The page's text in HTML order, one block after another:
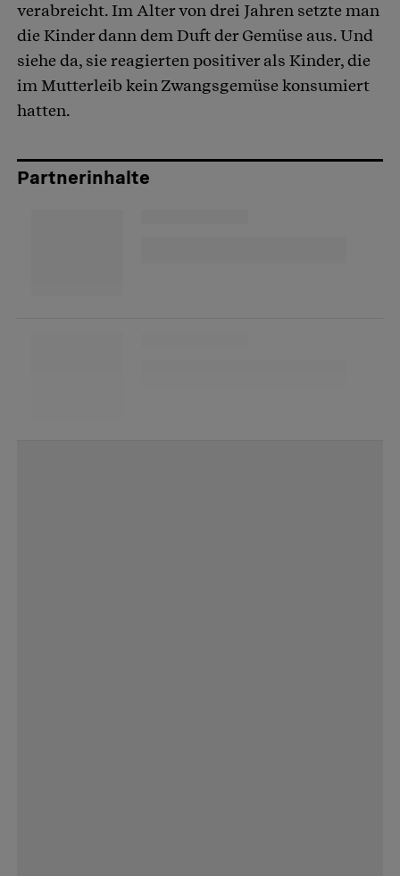
verabreicht. Im Alter von drei Jahren setzte man
die Kinder dann dem Duft der Gemüse aus. Und
siehe da, sie reagierten positiver als Kinder, die
im Mutterleib kein Zwangsgemüse konsumiert
hatten.
Partnerinhalte